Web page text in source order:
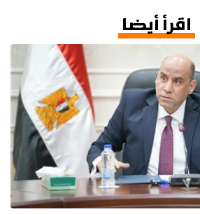
اقرأ أيضا